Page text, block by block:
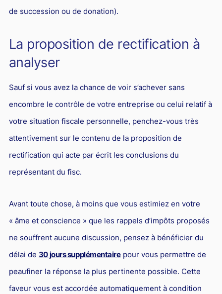
Droit bancaire
Droit de la réparation et du dommage corporel
Droit du sport
de succession ou de donation).
La proposition de rectification à
analyser
Sauf si vous avez la chance de voir s’achever sans
encombre le contrôle de votre entreprise ou celui relatif à
votre situation fiscale personnelle, penchez-vous très
attentivement sur le contenu de la proposition de
rectification qui acte par écrit les conclusions du
représentant du fisc.
Avant toute chose, à moins que vous estimiez en votre
« âme et conscience » que les rappels d’impôts proposés
ne souffrent aucune discussion, pensez à bénéficier du
délai de 30 jours supplémentairepour vous permettre de
peaufiner la réponse la plus pertinente possible. Cette
faveur vous est accordée automatiquement à condition